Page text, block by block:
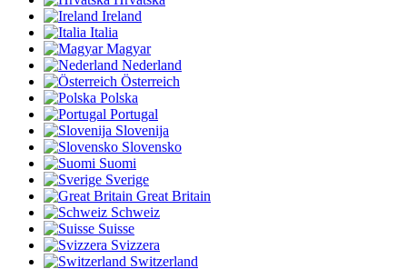
Ireland
Italia
Magyar
Nederland
Österreich
Polska
Portugal
Slovenija
Slovensko
Suomi
Sverige
Great Britain
Schweiz
Suisse
Svizzera
Switzerland